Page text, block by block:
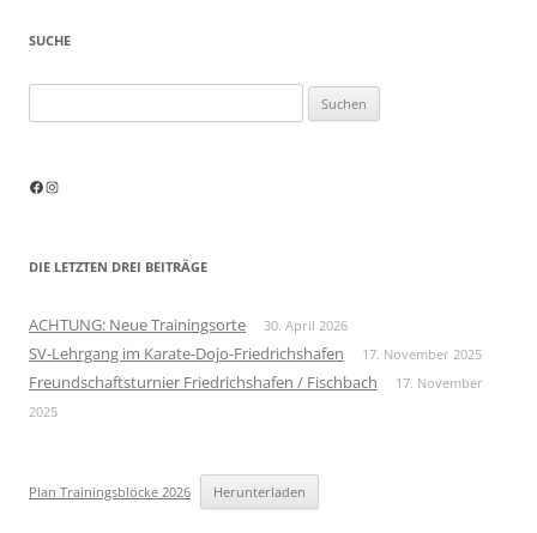
SUCHE
nach:
Facebook
Instagram
DIE LETZTEN DREI BEITRÄGE
ACHTUNG: Neue Trainingsorte 30. April 2026
SV-Lehrgang im Karate-Dojo-Friedrichshafen 17. November 2025
Freundschaftsturnier Friedrichshafen / Fischbach
17. November
2025
Plan Trainingsblöcke 2026 Herunterladen